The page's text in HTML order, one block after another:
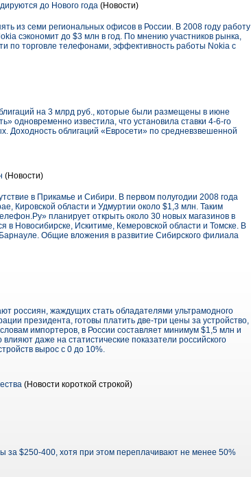
до Нового года (Новости)
из семи региональных офисов в России. В 2008 году работу
сэкономит до $3 млн в год. По мнению участников рынка,
по торговле телефонами, эффективность работы Nokia с
на 3 млрд руб., которые были размещены в июне
одновременно известила, что установила ставки 4-6-го
Доходность облигаций «Евросети» по средневзвешенной
(Новости)
в Прикамье и Сибири. В первом полугодии 2008 года
Кировской области и Удмуртии около $1,3 млн. Таким
планирует открыть около 30 новых магазинов в
в Новосибирске, Искитиме, Кемеровской области и Томске. В
Общие вложения в развитие Сибирского филиала
россиян, жаждущих стать обладателями ультрамодного
президента, готовы платить две-три цены за устройство,
импортеров, в России составляет минимум $1,5 млн и
даже на статистические показатели российского
вырос с 0 до 10%.
(Новости короткой строкой)
за $250-400, хотя при этом переплачивают не менее 50%